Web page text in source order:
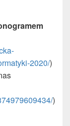
2020/)
)